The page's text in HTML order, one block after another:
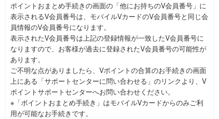
ポイントおまとめ手続きの画面の「他にお持ちのV会員番号」に
表示されるV会員番号は、モバイルVカードのV会員番号と同じ会
員情報のV会員番号になります。
表示されたV会員番号は上記の登録情報が一致したV会員番号に
なりますので、お客様が過去に登録されたV会員番号の可能性が
あります。
ご不明な点がありましたら、Vポイントの合算のお手続きの画面
上にある「サポートセンターに問い合わせる」のリンクより、V
ポイントサポートセンターへお問い合わせください。
※「ポイントおまとめ手続き」はモバイルVカードからのみご利
用が可能なお手続きです。